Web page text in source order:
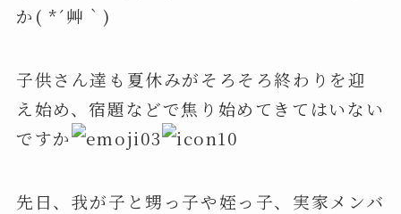
か( *´艸｀)
子供さん達も夏休みがそろそろ終わりを迎
え始め、宿題などで焦り始めてきてはいない
ですか
先日、我が子と甥っ子や姪っ子、実家メンバ